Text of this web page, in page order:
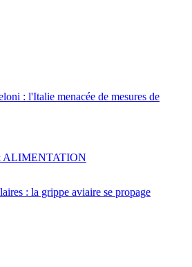
: l'Italie menacée de mesures de
: la grippe aviaire se propage
ALIMENTATION